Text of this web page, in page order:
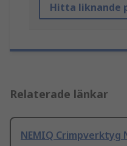
Hitta liknande
Relaterade länkar
NEMIQ Crimpverktyg